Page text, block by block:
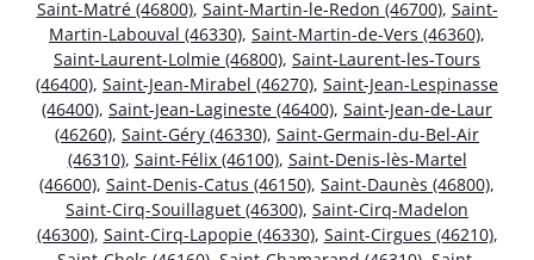
Saint-Matré (46800), Saint-Martin-le-Redon (46700), Saint-
Martin-Labouval (46330), Saint-Martin-de-Vers (46360),
Saint-Laurent-Lolmie (46800), Saint-Laurent-les-Tours
(46400), Saint-Jean-Mirabel (46270), Saint-Jean-Lespinasse
(46400), Saint-Jean-Lagineste (46400), Saint-Jean-de-Laur
(46260), Saint-Géry (46330), Saint-Germain-du-Bel-Air
(46310), Saint-Félix (46100), Saint-Denis-lès-Martel
(46600), Saint-Denis-Catus (46150), Saint-Daunès (46800),
Saint-Cirq-Souillaguet (46300), Saint-Cirq-Madelon
(46300), Saint-Cirq-Lapopie (46330), Saint-Cirgues (46210),